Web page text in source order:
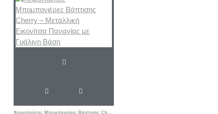
Χειροποίητες Μπομπονιέρες Βάπτισης Cherry – Μεταλλική Εικονίτσα Παναγίας με Γυάλινη Βάση